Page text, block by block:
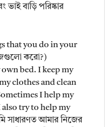
বাড়ি পরিষ্কার
that you do in your
করো?)
bed. I keep my
clothes and clean
I help my
try to help my
সাধারণত আমার নিজের